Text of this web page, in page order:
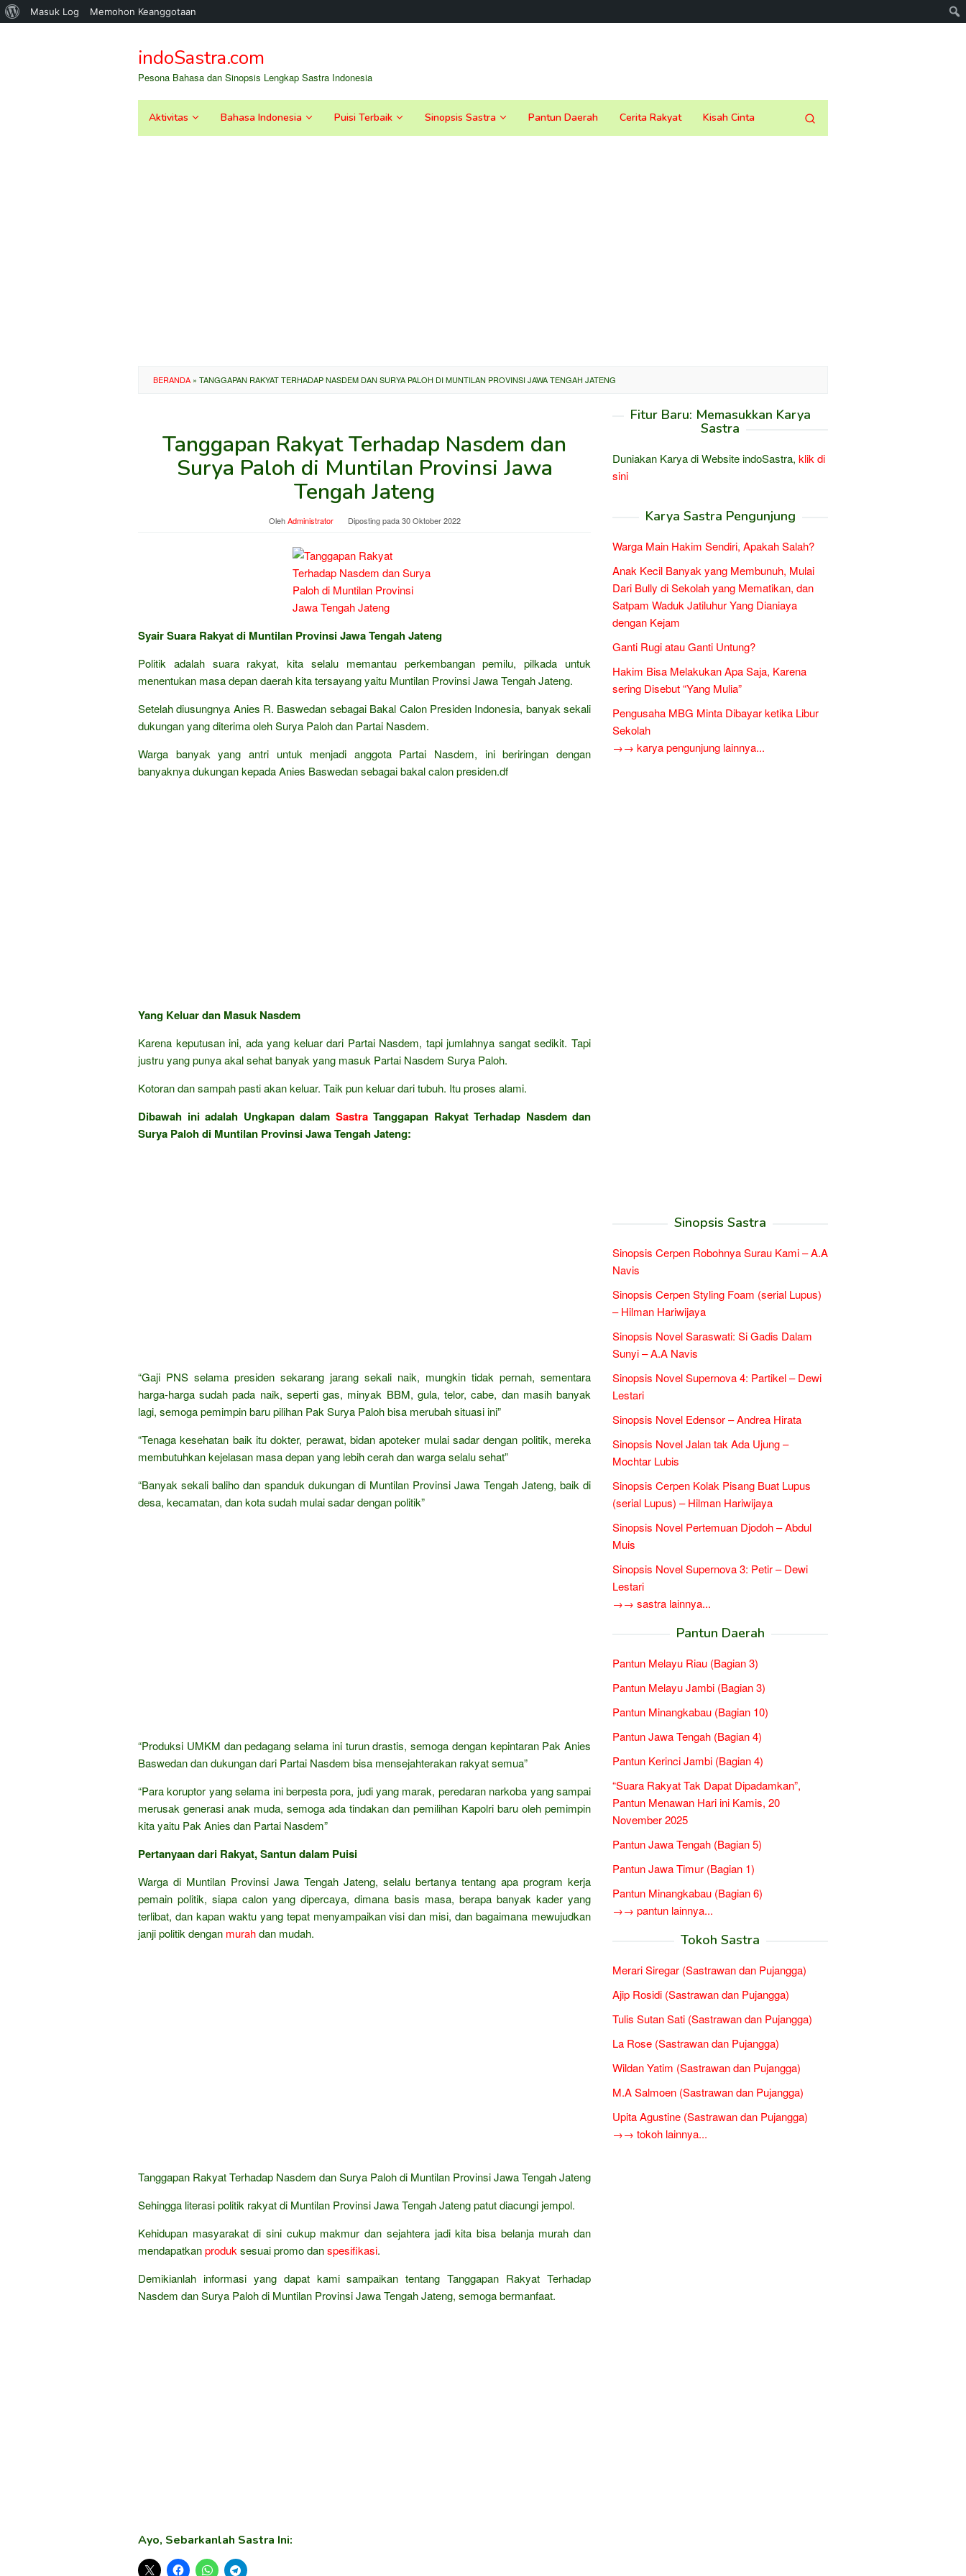
Tentang
Masuk Log Memohon Keanggotaan
kontenindoSastra.com
Pesona Bahasa dan Sinopsis Lengkap Sastra Indonesia
Aktivitas Bahasa Indonesia Puisi Terbaik Sinopsis Sastra Pantun Daerah Cerita Rakyat Kisah Cinta
BERANDA » TANGGAPAN RAKYAT TERHADAP NASDEM DAN SURYA PALOH DI MUNTILAN PROVINSI JAWA TENGAH JATENG
Tanggapan Rakyat Terhadap Nasdem dan
Surya Paloh di Muntilan Provinsi Jawa
Tengah Jateng
OlehAdministrator Diposting pada30 Oktober 2022
Syair Suara Rakyat di Muntilan Provinsi Jawa Tengah Jateng
Politik adalah suara rakyat, kita selalu memantau perkembangan pemilu, pilkada untuk
menentukan masa depan daerah kita tersayang yaitu Muntilan Provinsi Jawa Tengah Jateng.
Setelah diusungnya Anies R. Baswedan sebagai Bakal Calon Presiden Indonesia, banyak sekali
dukungan yang diterima oleh Surya Paloh dan Partai Nasdem.
Warga banyak yang antri untuk menjadi anggota Partai Nasdem, ini beriringan dengan
banyaknya dukungan kepada Anies Baswedan sebagai bakal calon presiden.df
Yang Keluar dan Masuk Nasdem
Karena keputusan ini, ada yang keluar dari Partai Nasdem, tapi jumlahnya sangat sedikit. Tapi
justru yang punya akal sehat banyak yang masuk Partai Nasdem Surya Paloh.
Kotoran dan sampah pasti akan keluar. Taik pun keluar dari tubuh. Itu proses alami.
Dibawah ini adalah Ungkapan dalam SastraTanggapan Rakyat Terhadap Nasdem dan
Surya Paloh di Muntilan Provinsi Jawa Tengah Jateng:
“Gaji PNS selama presiden sekarang jarang sekali naik, mungkin tidak pernah, sementara
harga-harga sudah pada naik, seperti gas, minyak BBM, gula, telor, cabe, dan masih banyak
lagi, semoga pemimpin baru pilihan Pak Surya Paloh bisa merubah situasi ini”
“Tenaga kesehatan baik itu dokter, perawat, bidan apoteker mulai sadar dengan politik, mereka
membutuhkan kejelasan masa depan yang lebih cerah dan warga selalu sehat”
“Banyak sekali baliho dan spanduk dukungan di Muntilan Provinsi Jawa Tengah Jateng, baik di
desa, kecamatan, dan kota sudah mulai sadar dengan politik”
“Produksi UMKM dan pedagang selama ini turun drastis, semoga dengan kepintaran Pak Anies
Baswedan dan dukungan dari Partai Nasdem bisa mensejahterakan rakyat semua”
“Para koruptor yang selama ini berpesta pora, judi yang marak, peredaran narkoba yang sampai
merusak generasi anak muda, semoga ada tindakan dan pemilihan Kapolri baru oleh pemimpin
kita yaitu Pak Anies dan Partai Nasdem”
Pertanyaan dari Rakyat, Santun dalam Puisi
Warga di Muntilan Provinsi Jawa Tengah Jateng, selalu bertanya tentang apa program kerja
pemain politik, siapa calon yang dipercaya, dimana basis masa, berapa banyak kader yang
terlibat, dan kapan waktu yang tepat menyampaikan visi dan misi, dan bagaimana mewujudkan
janji politik dengan murahdan mudah.
Tanggapan Rakyat Terhadap Nasdem dan Surya Paloh di Muntilan Provinsi Jawa Tengah Jateng
Sehingga literasi politik rakyat di Muntilan Provinsi Jawa Tengah Jateng patut diacungi jempol.
Kehidupan masyarakat di sini cukup makmur dan sejahtera jadi kita bisa belanja murah dan
mendapatkanproduk sesuai promo danspesifikasi.
Demikianlah informasi yang dapat kami sampaikan tentang Tanggapan Rakyat Terhadap
Nasdem dan Surya Paloh di Muntilan Provinsi Jawa Tengah Jateng, semoga bermanfaat.
Ayo, Sebarkanlah Sastra Ini:
Fitur Baru: Memasukkan Karya
Sastra
Duniakan Karya di Website indoSastra, klik di
sini
Karya Sastra Pengunjung
Warga Main Hakim Sendiri, Apakah Salah?
Anak Kecil Banyak yang Membunuh, Mulai
Dari Bully di Sekolah yang Mematikan, dan
Satpam Waduk Jatiluhur Yang Dianiaya
dengan Kejam
Ganti Rugi atau Ganti Untung?
Hakim Bisa Melakukan Apa Saja, Karena
sering Disebut “Yang Mulia”
Pengusaha MBG Minta Dibayar ketika Libur
Sekolah
→→ karya pengunjung lainnya...
Sinopsis Sastra
Sinopsis Cerpen Robohnya Surau Kami – A.A
Navis
Sinopsis Cerpen Styling Foam (serial Lupus)
– Hilman Hariwijaya
Sinopsis Novel Saraswati: Si Gadis Dalam
Sunyi – A.A Navis
Sinopsis Novel Supernova 4: Partikel – Dewi
Lestari
Sinopsis Novel Edensor – Andrea Hirata
Sinopsis Novel Jalan tak Ada Ujung –
Mochtar Lubis
Sinopsis Cerpen Kolak Pisang Buat Lupus
(serial Lupus) – Hilman Hariwijaya
Sinopsis Novel Pertemuan Djodoh – Abdul
Muis
Sinopsis Novel Supernova 3: Petir – Dewi
Lestari
→→ sastra lainnya...
Pantun Daerah
Pantun Melayu Riau (Bagian 3)
Pantun Melayu Jambi (Bagian 3)
Pantun Minangkabau (Bagian 10)
Pantun Jawa Tengah (Bagian 4)
Pantun Kerinci Jambi (Bagian 4)
“Suara Rakyat Tak Dapat Dipadamkan”,
Pantun Menawan Hari ini Kamis, 20
November 2025
Pantun Jawa Tengah (Bagian 5)
Pantun Jawa Timur (Bagian 1)
Pantun Minangkabau (Bagian 6)
→→ pantun lainnya...
Tokoh Sastra
Merari Siregar (Sastrawan dan Pujangga)
Ajip Rosidi (Sastrawan dan Pujangga)
Tulis Sutan Sati (Sastrawan dan Pujangga)
La Rose (Sastrawan dan Pujangga)
Wildan Yatim (Sastrawan dan Pujangga)
M.A Salmoen (Sastrawan dan Pujangga)
Upita Agustine (Sastrawan dan Pujangga)
→→ tokoh lainnya...